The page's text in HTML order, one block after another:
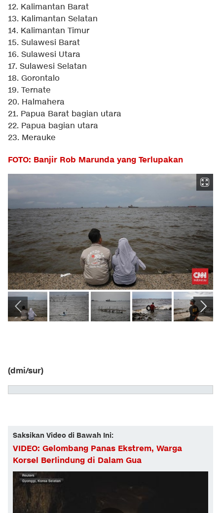
12. Kalimantan Barat
13. Kalimantan Selatan
14. Kalimantan Timur
15. Sulawesi Barat
16. Sulawesi Utara
17. Sulawesi Selatan
18. Gorontalo
19. Ternate
20. Halmahera
21. Papua Barat bagian utara
22. Papua bagian utara
23. Merauke
FOTO: Banjir Rob Marunda yang Terlupakan
(dmi/sur)
Saksikan Video di Bawah Ini:
VIDEO: Gelombang Panas Ekstrem, Warga
Korsel Berlindung di Dalam Gua